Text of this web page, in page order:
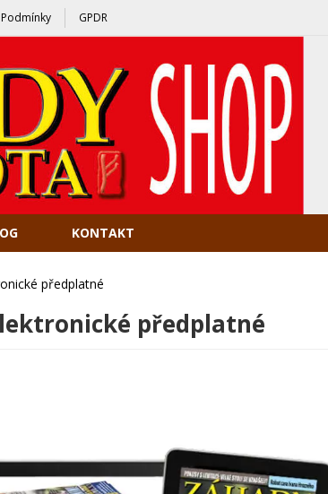
Podmínky GPDR
KONTAKT
předplatné
předplatné